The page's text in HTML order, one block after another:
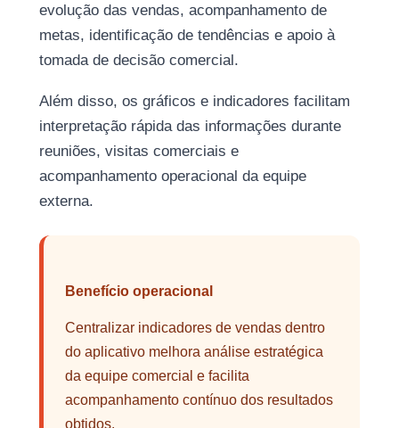
evolução das vendas, acompanhamento de
metas, identificação de tendências e apoio à
tomada de decisão comercial.
Além disso, os gráficos e indicadores facilitam
interpretação rápida das informações durante
reuniões, visitas comerciais e
acompanhamento operacional da equipe
externa.
Benefício operacional
Centralizar indicadores de vendas dentro
do aplicativo melhora análise estratégica
da equipe comercial e facilita
acompanhamento contínuo dos resultados
obtidos.